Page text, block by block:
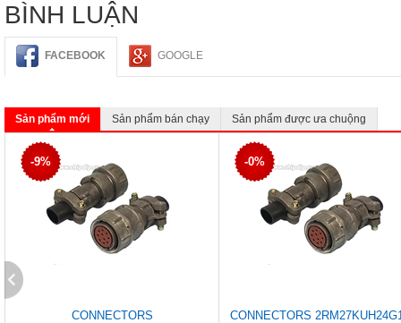
BÌNH LUẬN
FACEBOOK GOOGLE
Sản phẩm mới Sản phẩm bán chạy Sản phẩm được ưa chuộng
-9%
CONNECTORS
-0%
CONNECTORS